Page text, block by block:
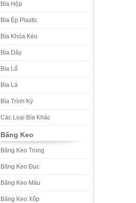
Bìa Hộp
Bìa Ép Plastic
Bìa Khóa Kéo
Bìa Dây
Bìa Lổ
Bìa Lá
Bìa Trình Ký
Các Loại Bìa Khác
Băng Keo
Băng Keo Trong
Băng Keo Đục
Băng Keo Màu
Băng Keo Xốp